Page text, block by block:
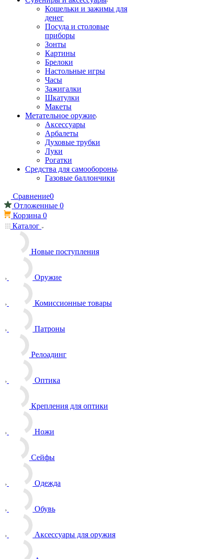
Кошельки и зажимы для
денег
Посуда и столовые
приборы
Зонты
Картины
Брелоки
Настольные игры
Часы
Зажигалки
Шкатулки
Макеты
Метательное оружие
Аксессуары
Арбалеты
Духовые трубки
Луки
Рогатки
Средства для самообороны
Газовые баллончики
Сравнение0
Отложенные 0
Корзина 0
Каталог
Новые поступления
Оружие
Комиссионные товары
Патроны
Релоадинг
Оптика
Крепления для оптики
Ножи
Сейфы
Одежда
Обувь
Аксессуары для оружия